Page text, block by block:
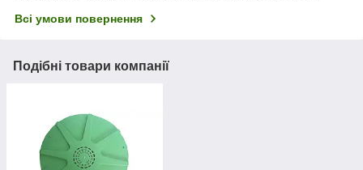
Всі умови повернення
Подібні товари компанії